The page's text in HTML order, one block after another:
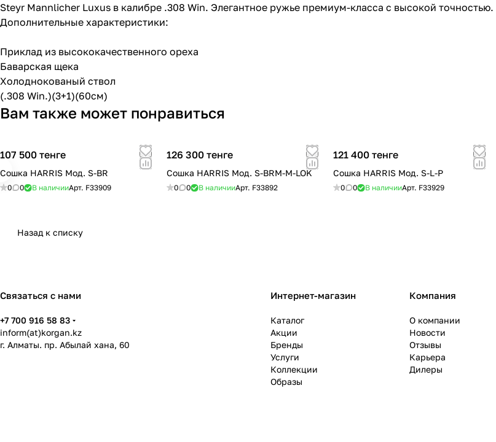
Steyr Mannlicher Luxus в калибре .308 Win. Элегантное ружье премиум-класса с высокой точностью.
Дополнительные характеристики:
Приклад из высококачественного ореха
Баварская щека
Холоднокованый ствол
(.308 Win.)(3+1)(60см)
Вам также может понравиться
107 500 тенге
Сошка HARRIS Мод. S-BR
0 0 В наличииАрт. F33909
126 300 тенге
Сошка HARRIS Мод. S-BRM-M-LOK
0 0 В наличииАрт. F33892
121 400 тенге
Сошка HARRIS Мод. S-L-P
0 0 В наличииАрт. F33929
Назад к списку
Связаться с нами
+7 700 916 58 83
inform(at)korgan.kz
г. Алматы. пр. Абылай хана, 60
Интернет-магазин
Каталог
Акции
Бренды
Услуги
Коллекции
Образы
Компания
О компании
Новости
Отзывы
Карьера
Дилеры